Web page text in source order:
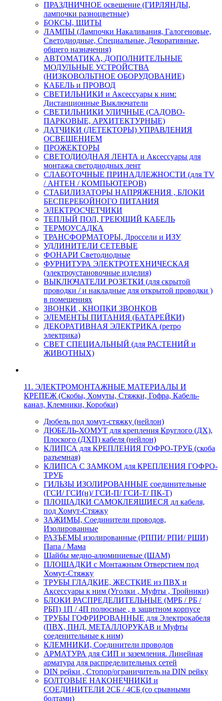
ПРАЗДНИЧНОЕ освещение (ГИРЛЯНДЫ,
лампочки разноцветные)
БОКСЫ, ЩИТЫ
ЛАМПЫ (Лампочки Накаливания, Галогеновые,
Светодиодные, Специальные, Декоративные,
общего назначения)
АВТОМАТИКА, ДОПОЛНИТЕЛЬНЫЕ
МОДУЛЬНЫЕ УСТРОЙСТВА
(НИЗКОВОЛЬТНОЕ ОБОРУДОВАНИЕ)
КАБЕЛЬ и ПРОВОД
СВЕТИЛЬНИКИ и Аксессуары к ним:
Дистанционные Выключатели
СВЕТИЛЬНИКИ УЛИЧНЫЕ (САДОВО-
ПАРКОВЫЕ, АРХИТЕКТУРНЫЕ)
ДАТЧИКИ (ДЕТЕКТОРЫ) УПРАВЛЕНИЯ
ОСВЕЩЕНИЕМ
ПРОЖЕКТОРЫ
СВЕТОДИОДНАЯ ЛЕНТА и Аксессуары для
монтажа светодиодных лент
СЛАБОТОЧНЫЕ ПРИНАДЛЕЖНОСТИ (для TV
/ АНТЕН / КОМПЬЮТЕРОВ)
СТАБИЛИЗАТОРЫ НАПРЯЖЕНИЯ , БЛОКИ
БЕСПЕРЕБОЙНОГО ПИТАНИЯ
ЭЛЕКТРОСЧЕТЧИКИ
ТЕПЛЫЙ ПОЛ, ГРЕЮЩИЙ КАБЕЛЬ
ТЕРМОУСАДКА
ТРАНСФОРМАТОРЫ, Дроссели и ИЗУ
УДЛИНИТЕЛИ СЕТЕВЫЕ
ФОНАРИ Светодиодные
ФУРНИТУРА ЭЛЕКТРОТЕХНИЧЕСКАЯ
(электроустановочные изделия)
ВЫКЛЮЧАТЕЛИ РОЗЕТКИ (для скрытой
проводки / и накладные для открытой проводки )
в помещениях
ЗВОНКИ , КНОПКИ ЗВОНКОВ
ЭЛЕМЕНТЫ ПИТАНИЯ (БАТАРЕЙКИ)
ДЕКОРАТИВНАЯ ЭЛЕКТРИКА (ретро
электрика)
СВЕТ СПЕЦИАЛЬНЫЙ (для РАСТЕНИЙ и
ЖИВОТНЫХ)
11. ЭЛЕКТРОМОНТАЖНЫЕ МАТЕРИАЛЫ И
КРЕПЕЖ (Скобы, Хомуты, Стяжки, Гофра, Кабель-
канал, Клемники, Коробки)
Дюбель под хомут-стяжку (нейлон)
ДЮБЕЛЬ-ХОМУТ для крепления Круглого (ДХ),
Плоского (ДХП) кабеля (нейлон)
КЛИПСА для КРЕПЛЕНИЯ ГОФРО-ТРУБ (скоба
разъемная)
КЛИПСА С ЗАМКОМ для КРЕПЛЕНИЯ ГОФРО-
ТРУБ
ГИЛЬЗЫ ИЗОЛИРОВАННЫЕ соединительные
(ГСИ/ ГСИ(н)/ ГСИ-П/ ГСИ-Т/ ПК-Т)
ПЛОЩАДКИ САМОКЛЕЯЩИЕСЯ дл кабеля,
под Хомут-Стяжку
ЗАЖИМЫ, Соединители проводов,
Изолированные
РАЗЪЕМЫ изолированные (РППИ/ РПИ/ РШИ)
Папа / Мама
Шайбы медно-алюминиевые (ШАМ)
ПЛОЩАДКИ с Монтажным Отверстием под
Хомут-Стяжку
ТРУБЫ ГЛАДКИЕ, ЖЕСТКИЕ из ПВХ и
Аксессуары к ним (Уголки , Муфты , Тройники)
БЛОКИ РАСПРЕДЕЛИТЕЛЬНЫЕ (МРБ / РБ /
РБП) 1П / 4П полюсные , в защитном корпусе
ТРУБЫ ГОФРИРОВАННЫЕ для Электрокабеля
(ПВХ, ПНД, МЕТАЛЛОРУКАВ и Муфты
соеденительные к ним)
КЛЕМНИКИ, Соединители проводов
АРМАТУРА для СИП и заземления. Линейная
арматура для распределительных сетей
DIN рейки , Стопор/ограничитель на DIN рейку
БОЛТОВЫЕ НАКОНЕЧНИКИ и
СОЕДИНИТЕЛИ 2СБ / 4СБ (со срывными
болтами)